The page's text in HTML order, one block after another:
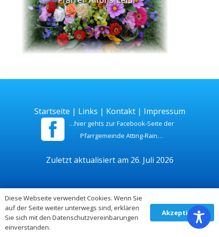
Startseite | Links | Kontakt| Impressum
…hier gehts zur Facebook-Seite der
Pfarrgemeinde Atting-Rain…
Zuletzt aktualisiert am 26. Juli 2026
Diese Webseite verwendet Cookies. Wenn Sie
auf der Seite weiter unterwegs sind, erklären
Sie sich mit den Datenschutzvereinbarungen
einverstanden.
Akzeptieren